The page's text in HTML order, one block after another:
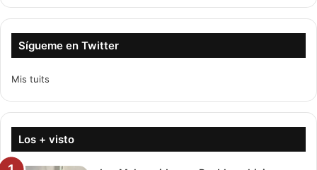
Sígueme en Twitter
Mis tuits
Los + visto